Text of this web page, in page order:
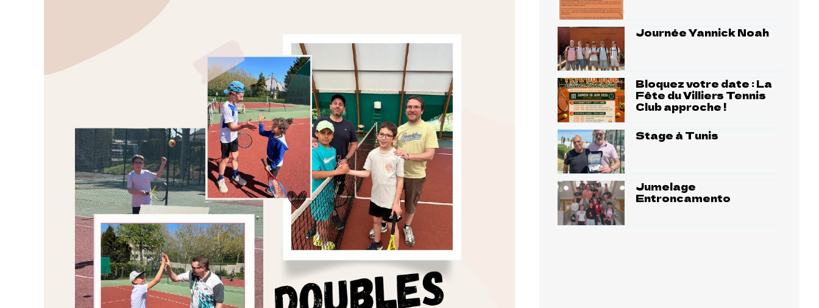
Journée Yannick Noah
Bloquez votre date : La
Fête du Villiers Tennis
Club approche !
Stage à Tunis
Jumelage
Entroncamento